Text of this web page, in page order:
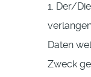
1. Der/
Daten
Zweck